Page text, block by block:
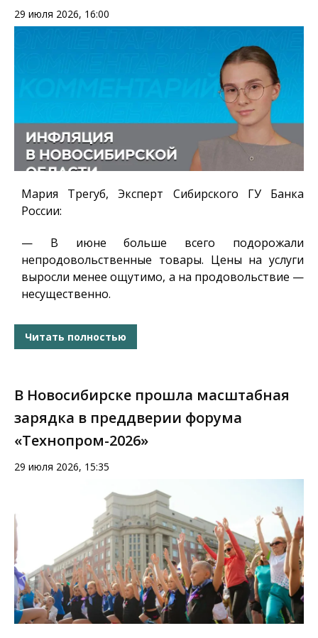
29 июля 2026, 16:00
Мария Трегуб, Эксперт Сибирского ГУ Банка
России:
— В июне больше всего подорожали
непродовольственные товары. Цены на услуги
выросли менее ощутимо, а на продовольствие —
несущественно.
Читать полностью
В Новосибирске прошла масштабная
зарядка в преддверии форума
«Технопром-2026»
29 июля 2026, 15:35